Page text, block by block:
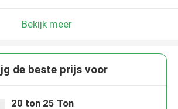
Bekijk meer
de beste prijs voor
20 ton 25 Ton